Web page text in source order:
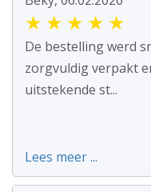
★ ★ ★ ★ ★
De bestelling werd
zorgvuldig verpakt
uitstekende st...
Lees meer ...